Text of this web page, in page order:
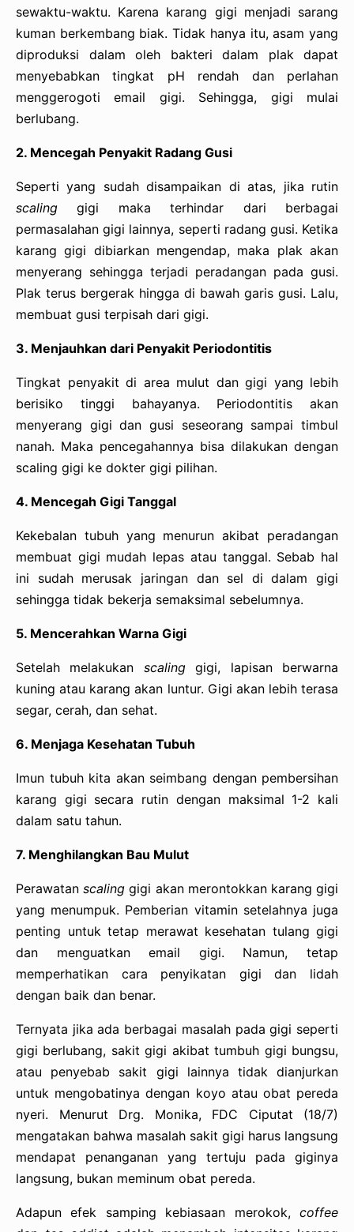
sewaktu-waktu. Karena karang gigi menjadi sarang
kuman berkembang biak. Tidak hanya itu, asam yang
diproduksi dalam oleh bakteri dalam plak dapat
menyebabkan tingkat pH rendah dan perlahan
menggerogoti email gigi. Sehingga, gigi mulai
berlubang.
2. Mencegah Penyakit Radang Gusi
Seperti yang sudah disampaikan di atas, jika rutin
scaling gigi maka terhindar dari berbagai
permasalahan gigi lainnya, seperti radang gusi. Ketika
karang gigi dibiarkan mengendap, maka plak akan
menyerang sehingga terjadi peradangan pada gusi.
Plak terus bergerak hingga di bawah garis gusi. Lalu,
membuat gusi terpisah dari gigi.
3. Menjauhkan dari Penyakit Periodontitis
Tingkat penyakit di area mulut dan gigi yang lebih
berisiko tinggi bahayanya. Periodontitis akan
menyerang gigi dan gusi seseorang sampai timbul
nanah. Maka pencegahannya bisa dilakukan dengan
scaling gigi ke dokter gigi pilihan.
4. Mencegah Gigi Tanggal
Kekebalan tubuh yang menurun akibat peradangan
membuat gigi mudah lepas atau tanggal. Sebab hal
ini sudah merusak jaringan dan sel di dalam gigi
sehingga tidak bekerja semaksimal sebelumnya.
5. Mencerahkan Warna Gigi
Setelah melakukan scalinggigi, lapisan berwarna
kuning atau karang akan luntur. Gigi akan lebih terasa
segar, cerah, dan sehat.
6. Menjaga Kesehatan Tubuh
Imun tubuh kita akan seimbang dengan pembersihan
karang gigi secara rutin dengan maksimal 1-2 kali
dalam satu tahun.
7. Menghilangkan Bau Mulut
Perawatanscaling gigi akan merontokkan karang gigi
yang menumpuk. Pemberian vitamin setelahnya juga
penting untuk tetap merawat kesehatan tulang gigi
dan menguatkan email gigi. Namun, tetap
memperhatikan cara penyikatan gigi dan lidah
dengan baik dan benar.
Ternyata jika ada berbagai masalah pada gigi seperti
gigi berlubang, sakit gigi akibat tumbuh gigi bungsu,
atau penyebab sakit gigi lainnya tidak dianjurkan
untuk mengobatinya dengan koyo atau obat pereda
nyeri. Menurut Drg. Monika, FDC Ciputat (18/7)
mengatakan bahwa masalah sakit gigi harus langsung
mendapat penanganan yang tertuju pada giginya
langsung, bukan meminum obat pereda.
Adapun efek samping kebiasaan merokok, coffee